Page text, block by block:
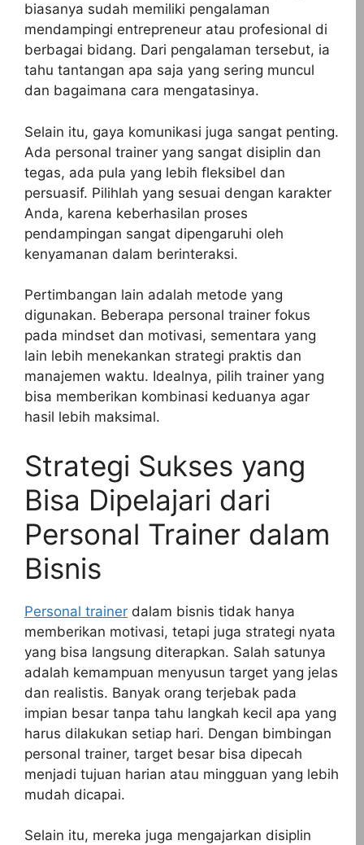
biasanya sudah memiliki pengalaman
mendampingi entrepreneur atau profesional di
berbagai bidang. Dari pengalaman tersebut, ia
tahu tantangan apa saja yang sering muncul
dan bagaimana cara mengatasinya.
Selain itu, gaya komunikasi juga sangat penting.
Ada personal trainer yang sangat disiplin dan
tegas, ada pula yang lebih fleksibel dan
persuasif. Pilihlah yang sesuai dengan karakter
Anda, karena keberhasilan proses
pendampingan sangat dipengaruhi oleh
kenyamanan dalam berinteraksi.
Pertimbangan lain adalah metode yang
digunakan. Beberapa personal trainer fokus
pada mindset dan motivasi, sementara yang
lain lebih menekankan strategi praktis dan
manajemen waktu. Idealnya, pilih trainer yang
bisa memberikan kombinasi keduanya agar
hasil lebih maksimal.
Strategi Sukses yang
Bisa Dipelajari dari
Personal Trainer dalam
Bisnis
Personal trainer dalam bisnis tidak hanya
memberikan motivasi, tetapi juga strategi nyata
yang bisa langsung diterapkan. Salah satunya
adalah kemampuan menyusun target yang jelas
dan realistis. Banyak orang terjebak pada
impian besar tanpa tahu langkah kecil apa yang
harus dilakukan setiap hari. Dengan bimbingan
personal trainer, target besar bisa dipecah
menjadi tujuan harian atau mingguan yang lebih
mudah dicapai.
Selain itu, mereka juga mengajarkan disiplin